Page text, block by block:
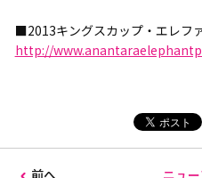
■2013キングスカップ・エレフ
http://